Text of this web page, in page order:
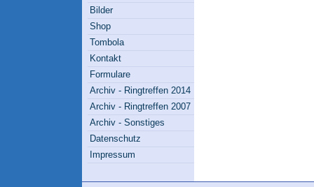
Bilder
Shop
Tombola
Kontakt
Formulare
Archiv - Ringtreffen 2014
Archiv - Ringtreffen 2007
Archiv - Sonstiges
Datenschutz
Impressum